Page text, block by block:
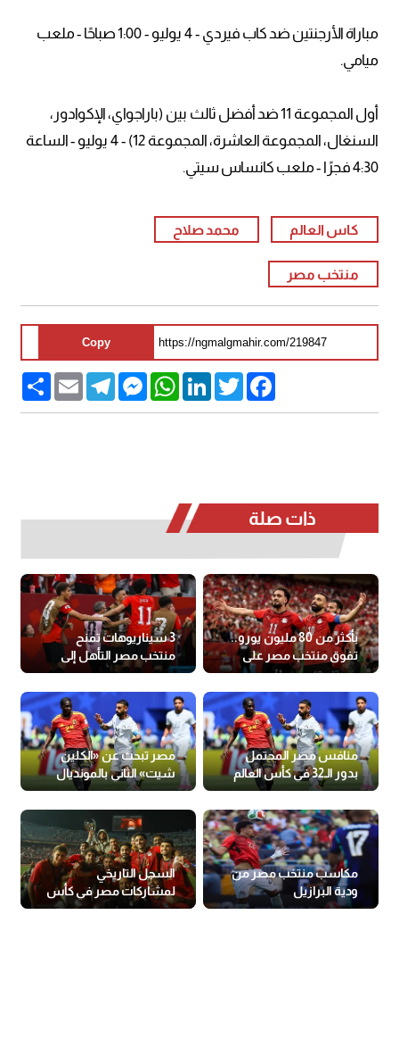
مباراة الأرجنتين ضد كاب فيردي - 4 يوليو - 1:00 صباحًا - ملعب
ميامي.
أول المجموعة 11 ضد أفضل ثالث بين (باراجواي، الإكوادور،
السنغال، المجموعة العاشرة، المجموعة 12) - 4 يوليو - الساعة
4:30 فجرًا - ملعب كانساس سيتي.
كاس العالم محمد صلاح
منتخب مصر
Copy
Share Email
TelegramMessengerWhatsAppLinkedInTwitter
Facebook
ذات صلة
بأكثر من 80 مليون يورو..
تفوق منتخب مصر على
إيران
3 سيناريوهات تمنح
منتخب مصر التأهل إلى
دور الـ 32 قبل مواجهة
إيران
منافس مصر المحتمل
بدور الـ32 في كأس العالم
مصر تبحث عن «الكلين
شيت» الثاني بالمونديال
مكاسب منتخب مصر من
ودية البرازيل
السجل التاريخي
لمشاركات مصر في كأس
العالم